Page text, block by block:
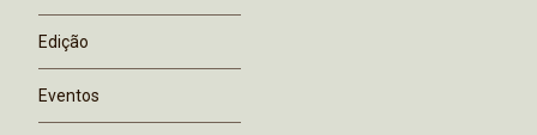
Edição
Eventos